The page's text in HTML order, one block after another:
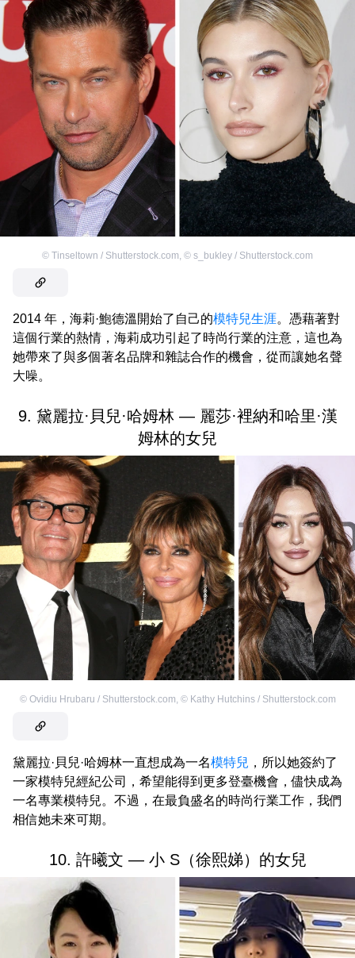
© Tinseltown / Shutterstock.com, © s_bukley / Shutterstock.com
2014 年，海莉·鮑德溫開始了自己的模特兒生涯。憑藉著對
這個行業的熱情，海莉成功引起了時尚行業的注意，這也為
她帶來了與多個著名品牌和雜誌合作的機會，從而讓她名聲
大噪。
9. 黛麗拉·貝兒·哈姆林 — 麗莎·裡納和哈里·漢
姆林的女兒
© Ovidiu Hrubaru / Shutterstock.com, © Kathy Hutchins / Shutterstock.com
黛麗拉·貝兒·哈姆林一直想成為一名模特兒 ，所以她簽約了
一家模特兒經紀公司，希望能得到更多登臺機會，儘快成為
一名專業模特兒。不過，在最負盛名的時尚行業工作，我們
相信她未來可期。
10. 許曦文 — 小 S（徐熙娣）的女兒